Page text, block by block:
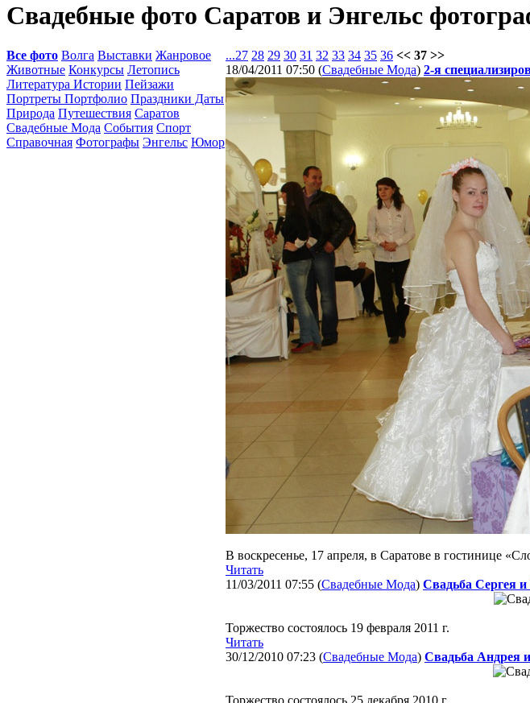
Свадебные фото Саратов и Энгельс
Все фото Волга Выставки Жанровое
Животные Конкурсы Летопись
Литература Истории Пейзажи
Портреты Портфолио Праздники Даты
Природа Путешествия Саратов
Свадебные Мода События Спорт
Справочная Фотографы Энгельс Юмор
...27 28 29 30 31 32 33 34 35 36 << 37 >>
18/04/2011 07:50 (Свадебные Мода) 2-я
В воскресенье, 17 апреля, в Саратове в гостинице
Читать
11/03/2011 07:55 (Свадебные Мода) Свадьба Сергея
Торжество состоялось 19 февраля 2011 г.
Читать
30/12/2010 07:23 (Свадебные Мода) Свадьба Андрея
Торжество состоялось 25 декабря 2010 г.